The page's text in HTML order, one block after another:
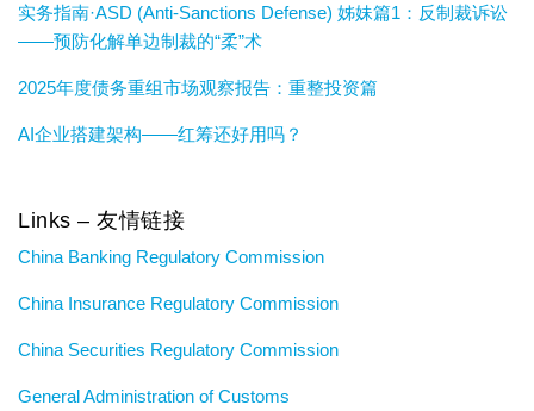
实务指南·ASD (Anti-Sanctions Defense) 姊妹篇1：反制裁诉讼
——预防化解单边制裁的“柔”术
2025年度债务重组市场观察报告：重整投资篇
AI企业搭建架构——红筹还好用吗？
Links – 友情链接
China Banking Regulatory Commission
China Insurance Regulatory Commission
China Securities Regulatory Commission
General Administration of Customs